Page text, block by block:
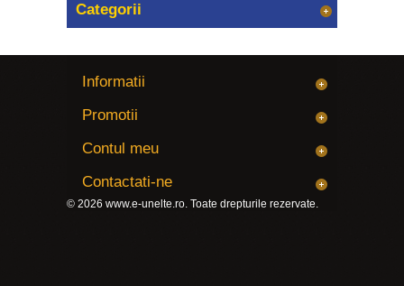
Categorii
Informatii
Promotii
Contul meu
Contactati-ne
© 2026 www.e-unelte.ro. Toate drepturile rezervate.